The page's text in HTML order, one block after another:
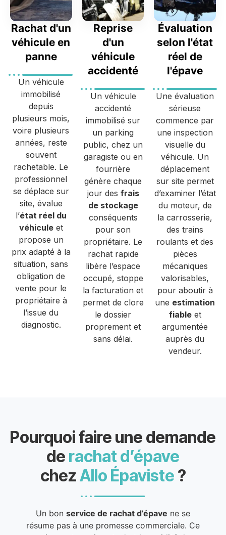
Rachat d'un
véhicule en
panne
Un véhicule
immobilisé
depuis
plusieurs mois,
voire plusieurs
années, reste
souvent
rachetable. Le
professionnel
se déplace sur
site, évalue
l’état réel du
véhiculeet
propose un
prix adapté à la
situation, sans
obligation de
vente pour le
propriétaire à
l’issue du
diagnostic.
Reprise
d'un
véhicule
accidenté
Un véhicule
accidenté
immobilisé sur
un parking
public, chez un
garagiste ou en
fourrière
génère chaque
jour des frais
de stockage
conséquents
pour son
propriétaire. Le
rachat rapide
libère l’espace
occupé, stoppe
la facturation et
permet de clore
le dossier
proprement et
sans délai.
Évaluation
selon l'état
réel de
l'épave
Une évaluation
sérieuse
commence par
une inspection
visuelle du
véhicule. Un
déplacement
sur site permet
d’examiner l’état
du moteur, de
la carrosserie,
des trains
roulants et des
pièces
mécaniques
valorisables,
pour aboutir à
une estimation
fiableet
argumentée
auprès du
vendeur.
Pourquoi faire une demande
de rachat d’épave
chezAllo Épaviste ?
Un bon service de rachat d’épave ne se
résume pas à une promesse commerciale. Ce